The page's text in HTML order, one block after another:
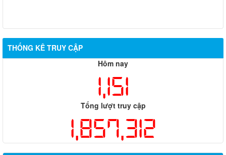
THỐNG KÊ TRUY CẬP
Hôm nay
1,151
Tổng lượt truy cập
1,857,312